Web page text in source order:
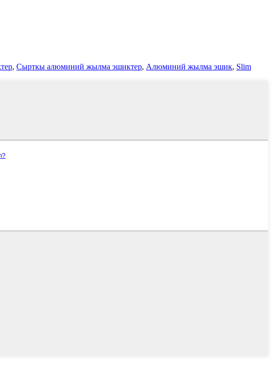
, Сырткы алюминий жылма эшиктер, Алюминий жылма эшик, Slim